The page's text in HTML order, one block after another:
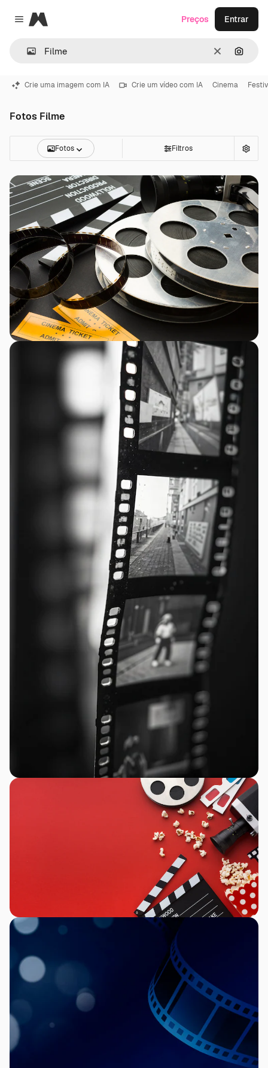
Close menu
Magnific
Limpar
Preços Entrar
Crie uma imagem com IA Crie um vídeo com IA Cinema
Fotos Filme
Fotos Filtros